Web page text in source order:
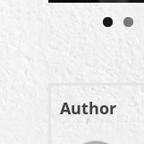
Author